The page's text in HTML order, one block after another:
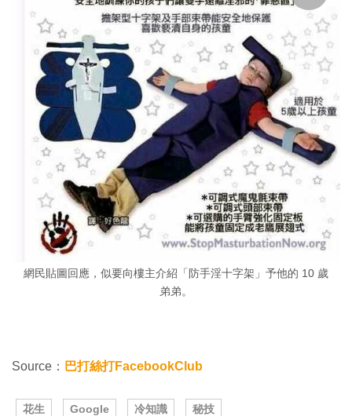
網民貼圖回應，似要向樓主介紹「防手淫十字架」予他的 10 歲
弟弟。
Source： 巴打絲打FacebookClub
花生 Google 冷知識 秘技